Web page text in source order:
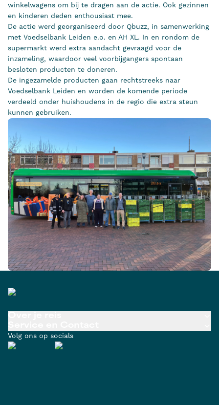
winkelwagens om bij te dragen aan de actie. Ook gezinnen
en kinderen deden enthousiast mee.
De actie werd georganiseerd door Qbuzz, in samenwerking
met Voedselbank Leiden e.o. en AH XL. In en rondom de
supermarkt werd extra aandacht gevraagd voor de
inzameling, waardoor veel voorbijgangers spontaan
besloten producten te doneren.
De ingezamelde producten gaan rechtstreeks naar
Voedselbank Leiden en worden de komende periode
verdeeld onder huishoudens in de regio die extra steun
kunnen gebruiken.
Volg ons op socials